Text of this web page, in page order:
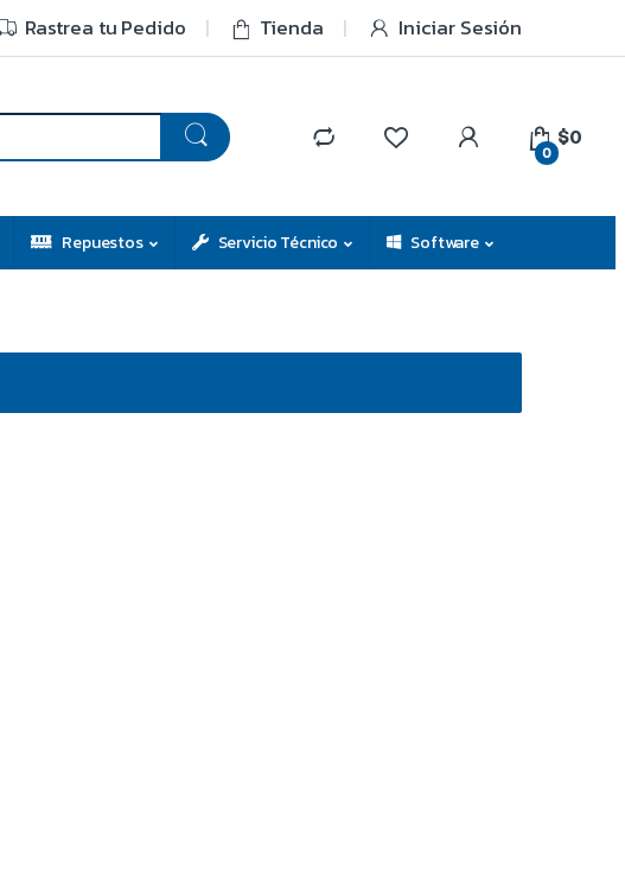
Rastrea tu Pedido Tienda Iniciar Sesión
0
$0
Repuestos Servicio Técnico Software